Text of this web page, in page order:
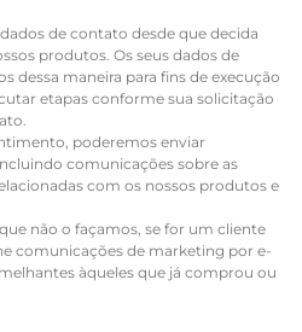
de contato desde que decida
produtos. Os seus dados de
dessa maneira para fins de execução
etapas conforme sua solicitação
poderemos enviar
comunicações sobre as
com os nossos produtos e
não o façamos, se for um cliente
comunicações de marketing por e-
àqueles que já comprou ou